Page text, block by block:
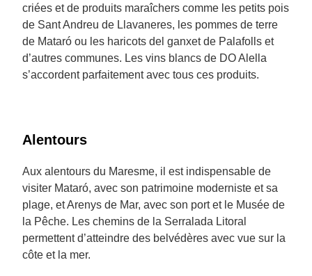
criées et de produits maraîchers comme les petits pois
de Sant Andreu de Llavaneres, les pommes de terre
de Mataró ou les haricots del ganxet de Palafolls et
d’autres communes. Les vins blancs de DO Alella
s’accordent parfaitement avec tous ces produits.
Alentours
Aux alentours du Maresme, il est indispensable de
visiter Mataró, avec son patrimoine moderniste et sa
plage, et Arenys de Mar, avec son port et le Musée de
la Pêche. Les chemins de la Serralada Litoral
permettent d’atteindre des belvédères avec vue sur la
côte et la mer.